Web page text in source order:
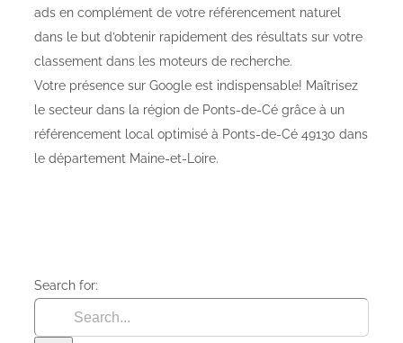
ads en complément de votre référencement naturel
dans le but d’obtenir rapidement des résultats sur votre
classement dans les moteurs de recherche.
Votre présence sur Google est indispensable! Maîtrisez
le secteur dans la région de Ponts-de-Cé grâce à un
référencement local optimisé à Ponts-de-Cé 49130 dans
le département Maine-et-Loire.
Search for: